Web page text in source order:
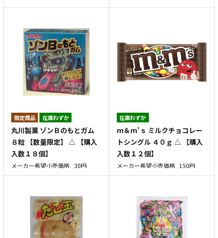
在庫わずか
丸川製菓 ゾンＢのもとガム
８粒 【数量限定】 △ 【購入
入数１８個】
メーカー希望小売価格 30円
在庫わずか
ｍ＆ｍ’ｓ ミルクチョコレー
トシングル ４０ｇ △ 【購入
入数１２個】
メーカー希望小売価格 150円